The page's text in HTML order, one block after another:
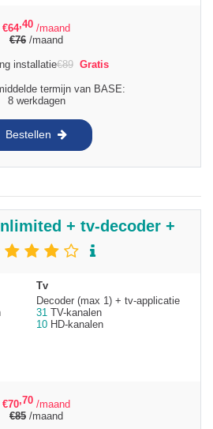
€64,40 /maand
€76 /maand
installatie€89 Gratis
termijn van BASE:
8 werkdagen
Bestellen
+ tv-decoder +
Tv
Decoder (max 1) + tv-applicatie
31 TV-kanalen
10 HD-kanalen
€70,70 /maand
€85 /maand